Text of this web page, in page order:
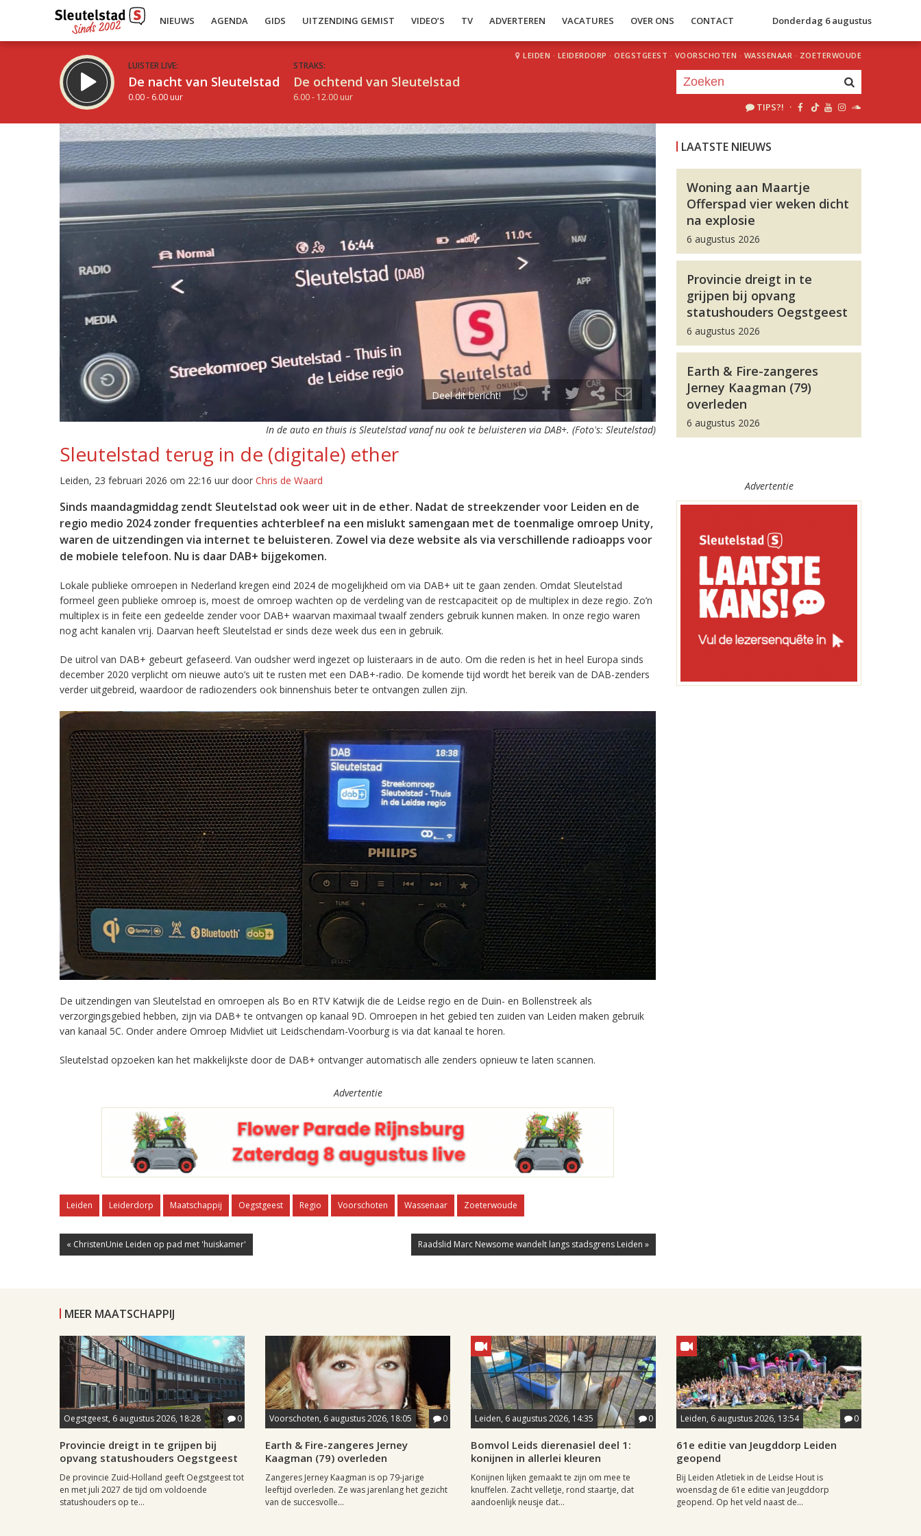
NIEUWS AGENDA GIDS UITZENDING GEMIST VIDEO’S TV ADVERTEREN VACATURES OVER ONS CONTACT Donderdag 6 augustus
LUISTER LIVE:
De nacht van Sleutelstad
0.00 - 6.00 uur
STRAKS:
De ochtend van Sleutelstad
6.00 - 12.00 uur
LEIDEN · LEIDERDORP · OEGSTGEEST · VOORSCHOTEN · WASSENAAR · ZOETERWOUDE
TIPS?! ·
Deel dit bericht!
In de auto en thuis is Sleutelstad vanaf nu ook te beluisteren via DAB+. (Foto's: Sleutelstad)
Sleutelstad terug in de (digitale) ether
Leiden, 23 februari 2026 om 22:16 uur door Chris de Waard
Sinds maandagmiddag zendt Sleutelstad ook weer uit in de ether. Nadat de streekzender voor Leiden en de
regio medio 2024 zonder frequenties achterbleef na een mislukt samengaan met de toenmalige omroep Unity,
waren de uitzendingen via internet te beluisteren. Zowel via deze website als via verschillende radioapps voor
de mobiele telefoon. Nu is daar DAB+ bijgekomen.
Lokale publieke omroepen in Nederland kregen eind 2024 de mogelijkheid om via DAB+ uit te gaan zenden. Omdat Sleutelstad
formeel geen publieke omroep is, moest de omroep wachten op de verdeling van de restcapaciteit op de multiplex in deze regio. Zo’n
multiplex is in feite een gedeelde zender voor DAB+ waarvan maximaal twaalf zenders gebruik kunnen maken. In onze regio waren
nog acht kanalen vrij. Daarvan heeft Sleutelstad er sinds deze week dus een in gebruik.
De uitrol van DAB+ gebeurt gefaseerd. Van oudsher werd ingezet op luisteraars in de auto. Om die reden is het in heel Europa sinds
december 2020 verplicht om nieuwe auto’s uit te rusten met een DAB+-radio. De komende tijd wordt het bereik van de DAB-zenders
verder uitgebreid, waardoor de radiozenders ook binnenshuis beter te ontvangen zullen zijn.
De uitzendingen van Sleutelstad en omroepen als Bo en RTV Katwijk die de Leidse regio en de Duin- en Bollenstreek als
verzorgingsgebied hebben, zijn via DAB+ te ontvangen op kanaal 9D. Omroepen in het gebied ten zuiden van Leiden maken gebruik
van kanaal 5C. Onder andere Omroep Midvliet uit Leidschendam-Voorburg is via dat kanaal te horen.
Sleutelstad opzoeken kan het makkelijkste door de DAB+ ontvanger automatisch alle zenders opnieuw te laten scannen.
Advertentie
Leiden Leiderdorp Maatschappij Oegstgeest Regio Voorschoten Wassenaar Zoeterwoude
« ChristenUnie Leiden op pad met 'huiskamer' Raadslid Marc Newsome wandelt langs stadsgrens Leiden »
LAATSTE NIEUWS
Woning aan Maartje
Offerspad vier weken dicht
na explosie
6 augustus 2026
Provincie dreigt in te
grijpen bij opvang
statushouders Oegstgeest
6 augustus 2026
Earth & Fire-zangeres
Jerney Kaagman (79)
overleden
6 augustus 2026
Advertentie
MEER MAATSCHAPPIJ
Oegstgeest, 6 augustus 2026, 18:28 0
Provincie dreigt in te grijpen bij
opvang statushouders Oegstgeest
De provincie Zuid-Holland geeft Oegstgeest tot
en met juli 2027 de tijd om voldoende
statushouders op te...
Voorschoten, 6 augustus 2026, 18:05 0
Earth & Fire-zangeres Jerney
Kaagman (79) overleden
Zangeres Jerney Kaagman is op 79-jarige
leeftijd overleden. Ze was jarenlang het gezicht
van de succesvolle...
Leiden, 6 augustus 2026, 14:35 0
Bomvol Leids dierenasiel deel 1:
konijnen in allerlei kleuren
Konijnen lijken gemaakt te zijn om mee te
knuffelen. Zacht velletje, rond staartje, dat
aandoenlijk neusje dat...
Leiden, 6 augustus 2026, 13:54 0
61e editie van Jeugddorp Leiden
geopend
Bij Leiden Atletiek in de Leidse Hout is
woensdag de 61e editie van Jeugddorp
geopend. Op het veld naast de...